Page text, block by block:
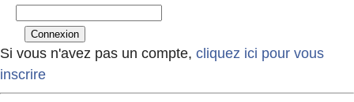
Si vous n'avez pas un compte, cliquez ici pour vous
inscrire